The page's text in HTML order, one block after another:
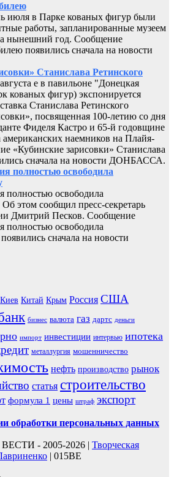
июля в Парке кованых фигур были
работы, запланированные музеем
нынешний год. Сообщение
появились сначала на новости
Станислава Ретинского
е в павильоне "Донецкая
кованых фигур) экспонируется
Станислава Ретинского
посвященная 100-летию со дня
Фиделя Кастро и 65-й годовщине
американских наемников на Плайя-
«Кубинские зарисовки» Станислава
сначала на новости ДОНБАССА.
полностью освободила
полностью освободила
этом сообщил пресс-секретарь
Дмитрий Песков. Сообщение
полностью освободила
сначала на новости
Киев Китай Крым Россия США
бизнес валюта газ дартс деньги
импорт инвестиции интервью ипотека
металлургия мошенничество
нефть производство рынок
статья строительство
формула 1 цены штраф экспорт
обработки персональных данных
- 2005-2026 | Творческая
| 015BE